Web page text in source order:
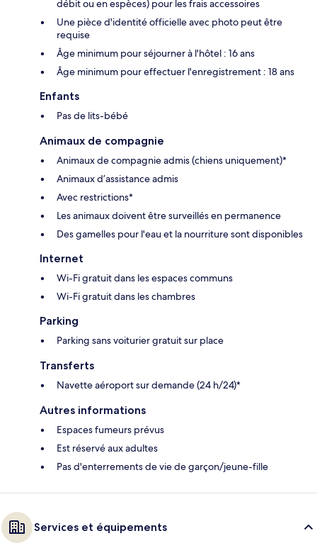
débit ou en espèces) pour les frais accessoires
Une pièce d'identité officielle avec photo peut être
requise
Âge minimum pour séjourner à l'hôtel : 16 ans
Âge minimum pour effectuer l'enregistrement : 18 ans
Enfants
Pas de lits-bébé
Animaux de compagnie
Animaux de compagnie admis (chiens uniquement)*
Animaux d’assistance admis
Avec restrictions*
Les animaux doivent être surveillés en permanence
Des gamelles pour l'eau et la nourriture sont disponibles
Internet
Wi-Fi gratuit dans les espaces communs
Wi-Fi gratuit dans les chambres
Parking
Parking sans voiturier gratuit sur place
Transferts
Navette aéroport sur demande (24 h/24)*
Autres informations
Espaces fumeurs prévus
Est réservé aux adultes
Pas d'enterrements de vie de garçon/jeune-fille
Services et équipements